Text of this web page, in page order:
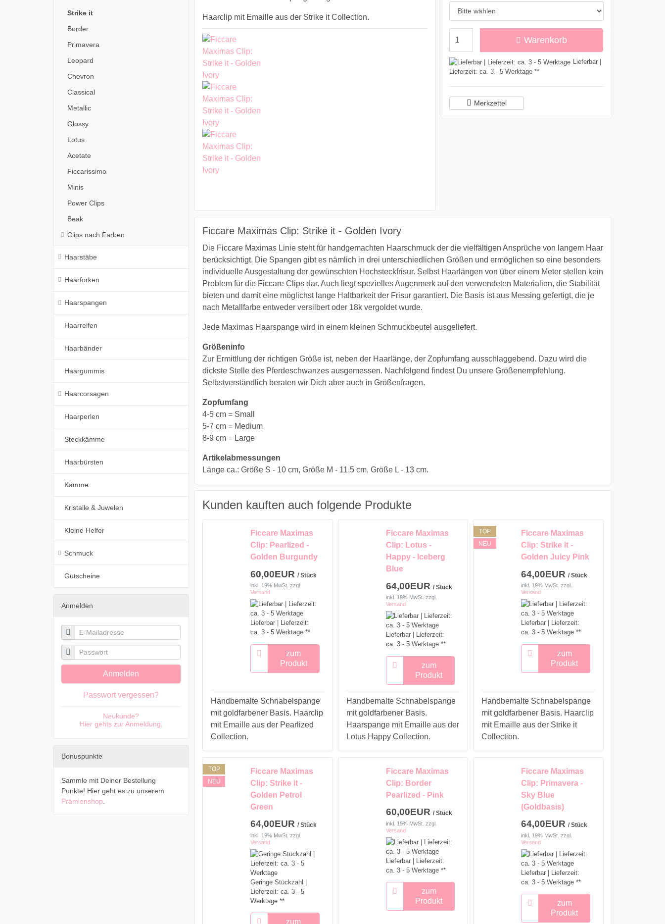
Haarclip mit Emaille aus der Strike it Collection.
Warenkorb
Lieferbar |
Lieferzeit: ca. 3 - 5 Werktage **
Merkzettel
Ficcare Maximas Clip: Strike it - Golden Ivory
Die Ficcare Maximas Linie steht für handgemachten Haarschmuck der die vielfältigen Ansprüche von langem Haar
berücksichtigt. Die Spangen gibt es nämlich in drei unterschiedlichen Größen und ermöglichen so eine besonders
individuelle Ausgestaltung der gewünschten Hochsteckfrisur. Selbst Haarlängen von über einem Meter stellen kein
Problem für die Ficcare Clips dar. Auch liegt spezielles Augenmerk auf den verwendeten Materialien, die Stabilität
bieten und damit eine möglichst lange Haltbarkeit der Frisur garantiert. Die Basis ist aus Messing gefertigt, die je
nach Metallfarbe entweder versilbert oder 18k vergoldet wurde.
Jede Maximas Haarspange wird in einem kleinen Schmuckbeutel ausgeliefert.
Größeninfo
Zur Ermittlung der richtigen Größe ist, neben der Haarlänge, der Zopfumfang ausschlaggebend. Dazu wird die
dickste Stelle des Pferdeschwanzes ausgemessen. Nachfolgend findest Du unsere Größenempfehlung.
Selbstverständlich beraten wir Dich aber auch in Größenfragen.
Zopfumfang
4-5 cm = Small
5-7 cm = Medium
8-9 cm = Large
Artikelabmessungen
Länge ca.: Größe S - 10 cm, Größe M - 11,5 cm, Größe L - 13 cm.
Kunden kauften auch folgende Produkte
Ficcare Maximas
Clip: Pearlized -
Golden Burgundy
60,00EUR / Stück
inkl. 19% MwSt. zzgl.
Versand
Lieferbar | Lieferzeit:
ca. 3 - 5 Werktage **
zum
Produkt
Handbemalte Schnabelspange
mit goldfarbener Basis. Haarclip
mit Emaille aus der Pearlized
Collection.
Ficcare Maximas
Clip: Lotus -
Happy - Iceberg
Blue
64,00EUR / Stück
inkl. 19% MwSt. zzgl.
Versand
Lieferbar | Lieferzeit:
ca. 3 - 5 Werktage **
zum
Produkt
Handbemalte Schnabelspange
mit goldfarbener Basis.
Haarspange mit Emaille aus der
Lotus Happy Collection.
TOP
NEU
Ficcare Maximas
Clip: Strike it -
Golden Juicy Pink
64,00EUR/ Stück
inkl. 19% MwSt. zzgl.
Versand
Lieferbar | Lieferzeit:
ca. 3 - 5 Werktage **
zum
Produkt
Handbemalte Schnabelspange
mit goldfarbener Basis. Haarclip
mit Emaille aus der Strike it
Collection.
TOP
NEU
Ficcare Maximas
Clip: Strike it -
Golden Petrol
Green
64,00EUR / Stück
inkl. 19% MwSt. zzgl.
Versand
Geringe Stückzahl |
Lieferzeit: ca. 3 - 5
Werktage **
zum
Ficcare Maximas
Clip: Border
Pearlized - Pink
60,00EUR / Stück
inkl. 19% MwSt. zzgl.
Versand
Lieferbar | Lieferzeit:
ca. 3 - 5 Werktage **
zum
Produkt
Ficcare Maximas
Clip: Primavera -
Sky Blue
(Goldbasis)
64,00EUR/ Stück
inkl. 19% MwSt. zzgl.
Versand
Lieferbar | Lieferzeit:
ca. 3 - 5 Werktage **
zum
Produkt
Strike it
Border
Primavera
Leopard
Chevron
Classical
Metallic
Glossy
Lotus
Acetate
Ficcarissimo
Minis
Power Clips
Beak
Clips nach Farben
Haarstäbe
Haarforken
Haarspangen
Haarreifen
Haarbänder
Haargummis
Haarcorsagen
Haarperlen
Steckkämme
Haarbürsten
Kämme
Kristalle & Juwelen
Kleine Helfer
Schmuck
Gutscheine
Anmelden
 E-Mailadresse
 Passwort
Anmelden
Passwort vergessen?
Neukunde?
Hier gehts zur Anmeldung.
Bonuspunkte
Sammle mit Deiner Bestellung
Punkte! Hier geht es zu unserem
Prämienshop.